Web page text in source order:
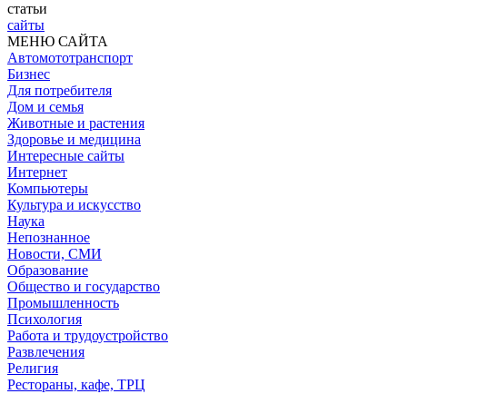
статьи
сайты
МЕНЮ САЙТА
Автомототранспорт
Бизнес
Для потребителя
Дом и семья
Животные и растения
Здоровье и медицина
Интересные сайты
Интернет
Компьютеры
Культура и искусство
Наука
Непознанное
Новости, СМИ
Образование
Общество и государство
Промышленность
Психология
Работа и трудоустройство
Развлечения
Религия
Рестораны, кафе, ТРЦ